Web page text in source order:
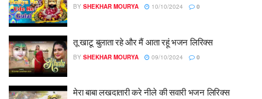
BY SHEKHAR MOURYA 10/10/2024 0
तू खाटू बुलाता रहे और मैं आता रहूं भजन लिरिक्स
BY SHEKHAR MOURYA 09/10/2024 0
मेरा बाबा लखदातारी करे नीले की सवारी भजन लिरिक्स